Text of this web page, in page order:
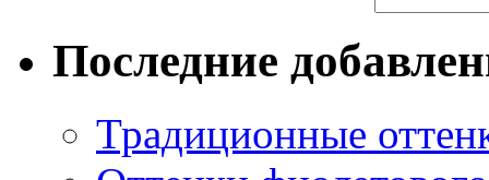
Последние
Традиционные